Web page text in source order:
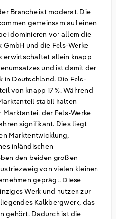
Branche ist moderat. Die
gemeinsam auf einen
dominieren vor allem die
und die Fels-Werke
erwirtschaftet allein knapp
und ist damit der
in Deutschland. Die Fels-
von knapp 17 %. Während
stabil halten
der Fels-Werke
signifikant. Dies liegt
Marktentwicklung,
inländischen
den beiden großen
von vielen kleinen
geprägt. Diese
Werk und nutzen zur
Kalkbergwerk, das
gehört. Dadurch ist die